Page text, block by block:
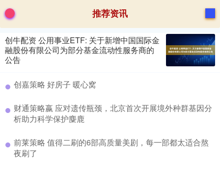
推荐资讯
创牛配资 公用事业ETF: 关于新增中国国际金
融股份有限公司为部分基金流动性服务商的
公告
创嘉策略 好房子 暖心窝
财通策略嬴 应对遗传瓶颈，北京首次开展境外种群基因分
析助力科学保护麋鹿
前莱策略 值得二刷的6部高质量美剧，每一部都太适合熬
夜刷了